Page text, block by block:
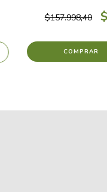
$157.998,40